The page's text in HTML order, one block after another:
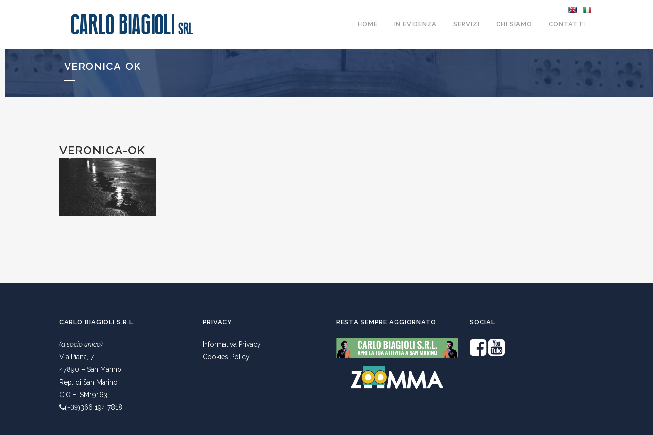
HOME IN EVIDENZA SERVIZI CHI SIAMO CONTATTI
VERONICA-OK
VERONICA-OK
CARLO BIAGIOLI S.R.L.
(a socio unico)
Via Piana, 7
47890 – San Marino
Rep. di San Marino
C.O.E. SM19163
(+39)366 194 7818
PRIVACY
Informativa Privacy
Cookies Policy
RESTA SEMPRE AGGIORNATO SOCIAL